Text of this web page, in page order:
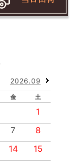
2026.09
金 土
1
7
8
14
15